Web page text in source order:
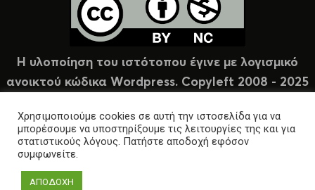
Η υλοποίηση του ιστότοπου έγινε με λογισμικό
ανοικτού κώδικα Wordpress. Copyleft 2008 - 2025
Χρησιμοποιούμε cookies σε αυτή την ιστοσελίδα για να
μπορέσουμε να υποστηρίξουμε τις λειτουργίες της και για
στατιστικούς λόγους. Πατήστε αποδοχή εφόσον
συμφωνείτε.
ΑΠΟΔΟΧΗ